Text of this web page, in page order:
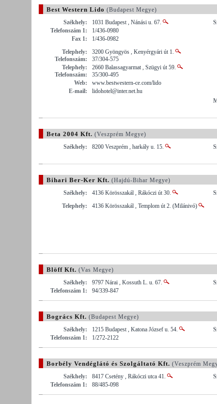
Best Western Lido (Budapest Megye)
Székhely:
1031 Budapest , Nánási u. 67.
Telefonszám 1:
1/436-0980
Fax 1:
1/436-0982
Telephely:
3200 Gyöngyös , Kenyérgyári út 1.
Telefonszám:
37/304-575
Telephely:
2660 Balassagyarmat , Szügyi út 59.
Telefonszám:
35/300-495
Web:
www.bestwestern-ce.com/lido
E-mail:
lidohotel@inter.net.hu
Beta 2004 Kft. (Veszprém Megye)
Székhely:
8200 Veszprém , harkály u. 15.
Bihari Ber-Ker Kft. (Hajdú-Bihar Megye)
Székhely:
4136 Körösszakál , Rákóczi út 30.
Telephely:
4136 Körösszakál , Templom út 2. (Milánivó)
Blöff Kft. (Vas Megye)
Székhely:
9797 Nárai , Kossuth L. u. 67.
Telefonszám 1:
94/339-847
Bogrács Kft. (Budapest Megye)
Székhely:
1215 Budapest , Katona József u. 54.
Telefonszám 1:
1/272-2122
Borbély Vendéglátó és Szolgáltató Kft. (Veszprém
Székhely:
8417 Csetény , Rákóczi utca 41.
Telefonszám 1:
88/485-098